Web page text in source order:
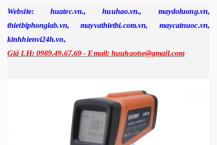
Website: huatec.vn.,huuhao.vn., maydoluong.vn,
thietbiphonglab.vn, mayvathietbi.com.vn, maycatnuoc.vn,
kinhhienvi24h.vn,
Giá LH: 0989.49.67.69 - Email: huuhaotse@gmail.com